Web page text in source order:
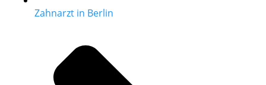
Zahnarzt in Berlin